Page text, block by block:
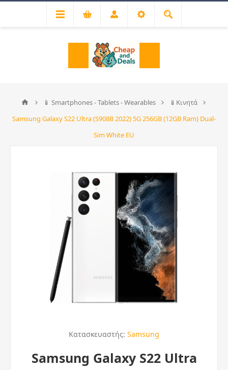
📱 Smartphones - Tablets - Wearables
📱Κινητά
Samsung Galaxy S22 Ultra (S908B 2022) 5G 256GB (12GB Ram) Dual-
Sim White EU
Κατασκευαστής: Samsung
Samsung Galaxy S22 Ultra